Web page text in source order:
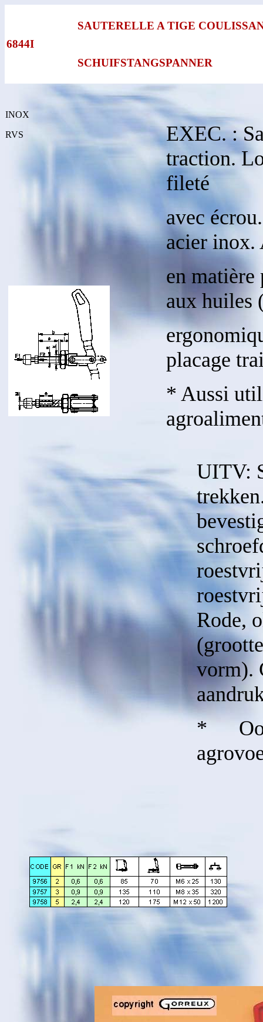
6844I
SAUTERELLE A TIGE
SCHUIFSTANGSPANNER
INOX
RVS
EXEC. :
traction.
fileté
avec
acier inox.
en matière
aux huiles
placage
* Aussi
UITV:
Rode,
vorm).
*